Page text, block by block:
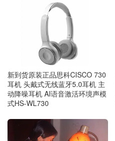
新到货原装正品思科CISCO 730
耳机 头戴式无线蓝牙5.0耳机 主
动降噪耳机 AI语音激活环境声模
式HS-WL730